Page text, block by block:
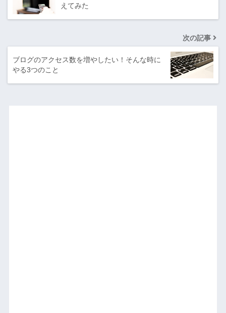
えてみた
次の記事
ブログのアクセス数を増やしたい！そんな時に
やる3つのこと